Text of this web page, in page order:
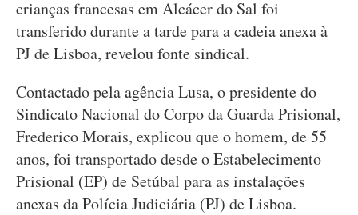
crianças francesas em Alcácer do Sal foi
transferido durante a tarde para a cadeia anexa à
PJ de Lisboa, revelou fonte sindical.
Contactado pela agência Lusa, o presidente do
Sindicato Nacional do Corpo da Guarda Prisional,
Frederico Morais, explicou que o homem, de 55
anos, foi transportado desde o Estabelecimento
Prisional (EP) de Setúbal para as instalações
anexas da Polícia Judiciária (PJ) de Lisboa.